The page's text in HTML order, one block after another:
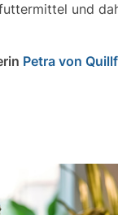
und
Petra von